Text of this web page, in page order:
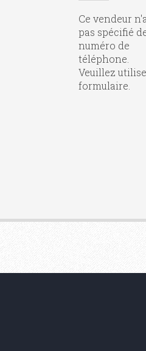
Ce vendeur n'a
pas spécifié
numéro de
téléphone.
Veuillez
formulaire.